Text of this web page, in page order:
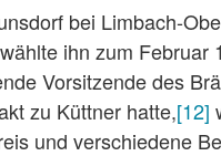
bei Limbach-
ihn zum Februar
Vorsitzende des
zu Küttner hatte,[12]
und verschiedene